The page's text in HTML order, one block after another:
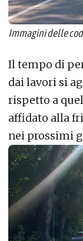
Immagini delle
Il tempo di
dai lavori si
rispetto a
affidato alla
nei prossimi